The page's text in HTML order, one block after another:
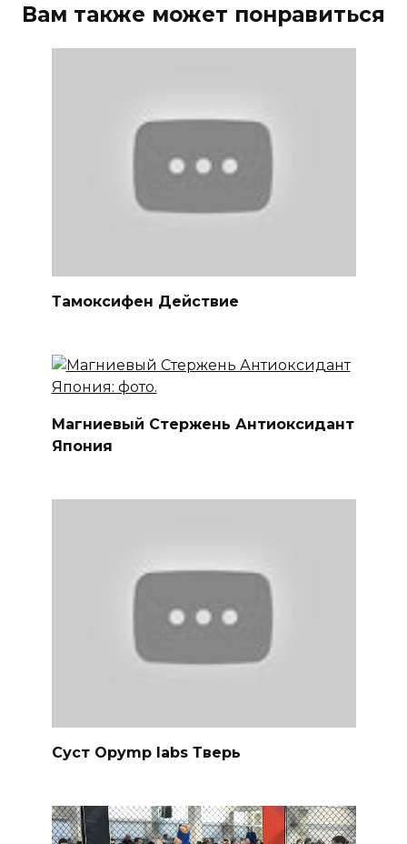
Вам также может понравиться
Тамоксифен Действие
Магниевый Стержень Антиоксидант
Япония
Суст Opymp labs Тверь